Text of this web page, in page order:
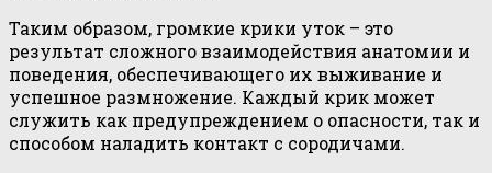
Таким образом, громкие крики уток – это
результат сложного взаимодействия анатомии и
поведения, обеспечивающего их выживание и
успешное размножение. Каждый крик может
служить как предупреждением о опасности, так и
способом наладить контакт с сородичами.